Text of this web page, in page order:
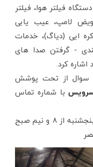
فیلتر هوا، فیلتر
لامپ، عیب یابی
ایی (دیاگ)، خدمات
- گرفتن صدا های
کرد.
سوال از تحت پوشش
سرویس با شماره تماس
: روز های شنبه تا پنجشنبه از 8 و نیم صبح